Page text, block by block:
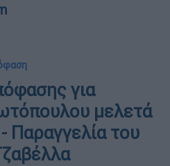
για
μελετά
Παραγγελία του